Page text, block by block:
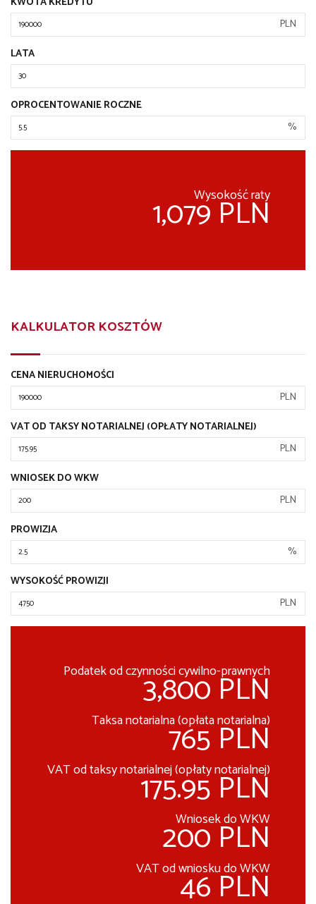
PLN
LATA
OPROCENTOWANIE ROCZNE
%
Wysokość raty
1,079 PLN
KALKULATOR KOSZTÓW
CENA NIERUCHOMOŚCI
PLN
VAT OD TAKSY NOTARIALNEJ (OPŁATY NOTARIALNEJ)
PLN
WNIOSEK DO WKW
PLN
PROWIZJA
%
WYSOKOŚĆ PROWIZJI
PLN
Podatek od czynności cywilno-prawnych
3,800 PLN
Taksa notarialna (opłata notarialna)
765 PLN
VAT od taksy notarialnej (opłaty notarialnej)
175.95 PLN
Wniosek do WKW
200 PLN
VAT od wniosku do WKW
46 PLN